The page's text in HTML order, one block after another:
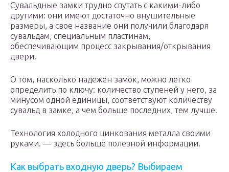
Сувальдные замки трудно спутать с какими-либо
другими: они имеют достаточно внушительные
размеры, а свое название они получили благодаря
сувальдам, специальным пластинам,
обеспечивающим процесс закрывания/открывания
двери.
О том, насколько надежен замок, можно легко
определить по ключу: количество ступеней у него, за
минусом одной единицы, соответствуют количеству
сувальд в замке, а чем больше последних, тем лучше.
Технология холодного цинкования металла своими
руками. — здесь больше полезной информации.
Как выбрать входную дверь? Выбираем